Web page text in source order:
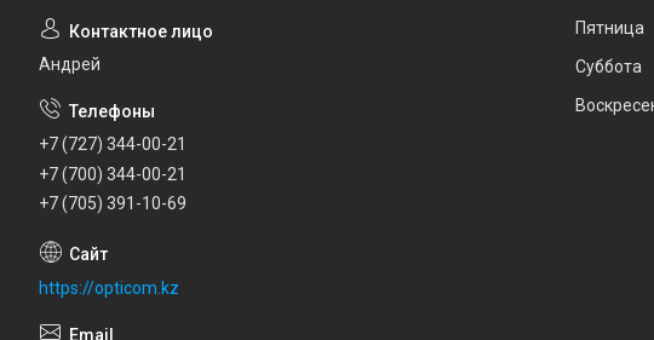
Андрей
+7 (727) 344-00-21
+7 (700) 344-00-21
+7 (705) 391-10-69
https://opticom.kz
Пятница
Суббота